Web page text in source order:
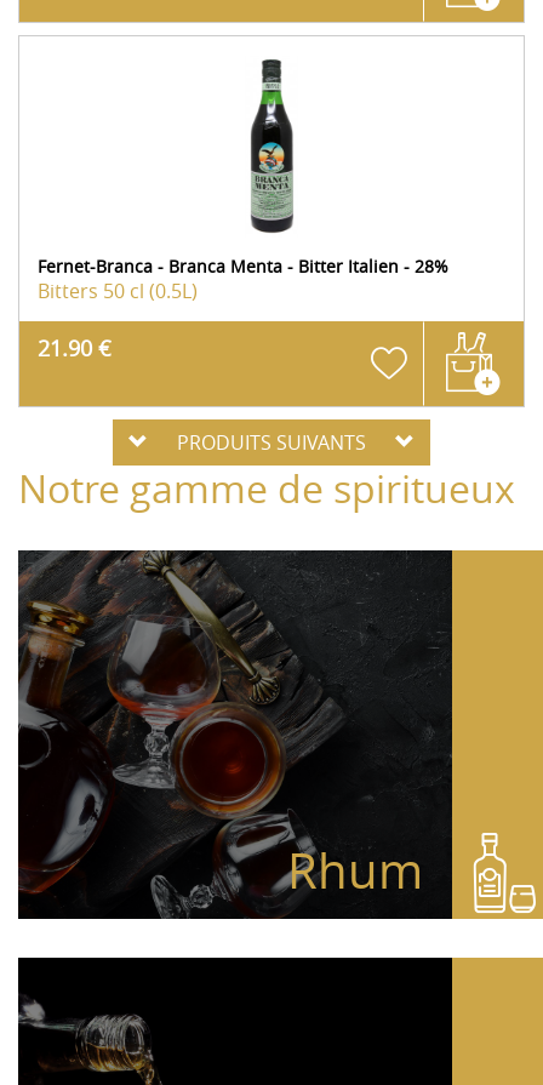
Fernet-Branca - Branca Menta - Bitter Italien - 28%
Bitters 50 cl (0.5L)
21.90 €
PRODUITS SUIVANTS
Notre gamme de spiritueux
Rhum